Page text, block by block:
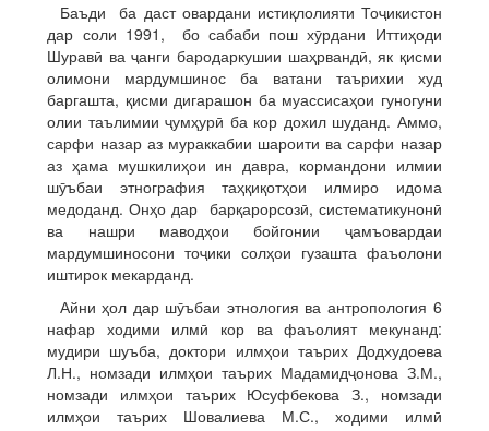
Баъди ба даст овардани истиқлолияти Тоҷикистон
дар соли 1991, бо сабаби пош хӯрдани Иттиҳоди
Шуравӣ ва ҷанги бародаркушии шаҳрвандӣ, як қисми
олимони мардумшинос ба ватани таърихии худ
баргашта, қисми дигарашон ба муассисаҳои гуногуни
олии таълимии ҷумҳурӣ ба кор дохил шуданд. Аммо,
сарфи назар аз мураккабии шароити ва сарфи назар
аз ҳама мушкилиҳои ин давра, кормандони илмии
шӯъбаи этнография таҳқиқотҳои илмиро идома
медоданд. Онҳо дар барқарорсозӣ, систематикунонӣ
ва нашри маводҳои бойгонии ҷамъовардаи
мардумшиносони тоҷики солҳои гузашта фаъолони
иштирок мекарданд.
Айни ҳол дар шӯъбаи этнология ва антропология 6
нафар ходими илмӣ кор ва фаъолият мекунанд:
мудири шуъба, доктори илмҳои таърих Додхудоева
Л.Н., номзади илмҳои таърих Мадамидҷонова З.М.,
номзади илмҳои таърих Юсуфбекова З., номзади
илмҳои таърих Шовалиева М.С., ходими илмӣ